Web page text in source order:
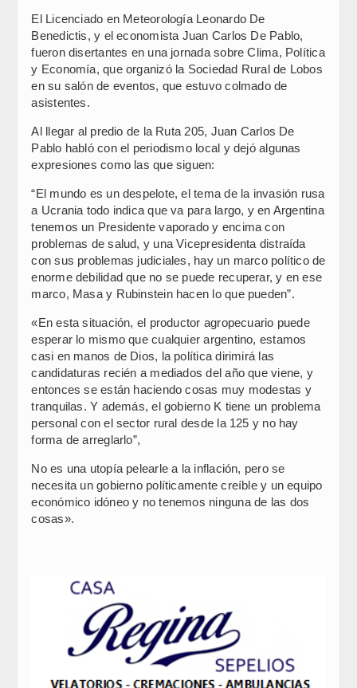
El Licenciado en Meteorología Leonardo De
Benedictis, y el economista Juan Carlos De Pablo,
fueron disertantes en una jornada sobre Clima, Política
y Economía, que organizó la Sociedad Rural de Lobos
en su salón de eventos, que estuvo colmado de
asistentes.
Al llegar al predio de la Ruta 205, Juan Carlos De
Pablo habló con el periodismo local y dejó algunas
expresiones como las que siguen:
“El mundo es un despelote, el tema de la invasión rusa
a Ucrania todo indica que va para largo, y en Argentina
tenemos un Presidente vaporado y encima con
problemas de salud, y una Vicepresidenta distraída
con sus problemas judiciales, hay un marco político de
enorme debilidad que no se puede recuperar, y en ese
marco, Masa y Rubinstein hacen lo que pueden”.
«En esta situación, el productor agropecuario puede
esperar lo mismo que cualquier argentino, estamos
casi en manos de Dios, la política dirimirá las
candidaturas recién a mediados del año que viene, y
entonces se están haciendo cosas muy modestas y
tranquilas. Y además, el gobierno K tiene un problema
personal con el sector rural desde la 125 y no hay
forma de arreglarlo”,
No es una utopía pelearle a la inflación, pero se
necesita un gobierno políticamente creíble y un equipo
económico idóneo y no tenemos ninguna de las dos
cosas».